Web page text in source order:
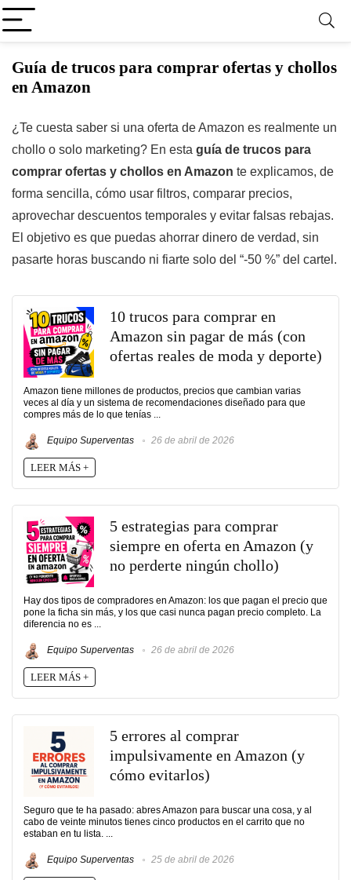
Guía de trucos para comprar ofertas y chollos
en Amazon
¿Te cuesta saber si una oferta de Amazon es realmente un
chollo o solo marketing? En esta guía de trucos para
comprar ofertas y chollos en Amazon te explicamos, de
forma sencilla, cómo usar filtros, comparar precios,
aprovechar descuentos temporales y evitar falsas rebajas.
El objetivo es que puedas ahorrar dinero de verdad, sin
pasarte horas buscando ni fiarte solo del “-50 %” del cartel.
10 trucos para comprar en
Amazon sin pagar de más (con
ofertas reales de moda y deporte)
Amazon tiene millones de productos, precios que cambian varias
veces al día y un sistema de recomendaciones diseñado para que
compres más de lo que tenías ...
Equipo Superventas 26 de abril de 2026
LEER MÁS +
5 estrategias para comprar
siempre en oferta en Amazon (y
no perderte ningún chollo)
Hay dos tipos de compradores en Amazon: los que pagan el precio que
pone la ficha sin más, y los que casi nunca pagan precio completo. La
diferencia no es ...
Equipo Superventas 26 de abril de 2026
LEER MÁS +
5 errores al comprar
impulsivamente en Amazon (y
cómo evitarlos)
Seguro que te ha pasado: abres Amazon para buscar una cosa, y al
cabo de veinte minutos tienes cinco productos en el carrito que no
estaban en tu lista. ...
Equipo Superventas 25 de abril de 2026